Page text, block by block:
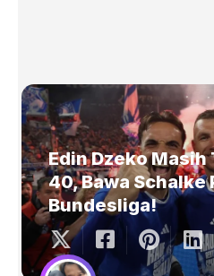
Edin Dzeko Masih
40, Bawa Schalke
Bundesliga!